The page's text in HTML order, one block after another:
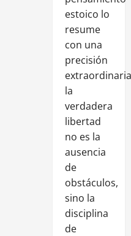
estoico lo
resume
con una
precisión
la
verdadera
libertad
no es la
ausencia
de
obstáculos,
sino la
disciplina
de